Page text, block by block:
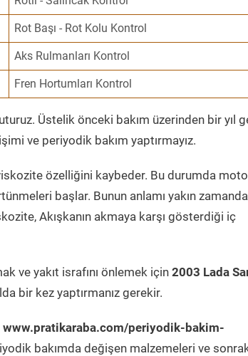
Rot Başı - Rot Kolu Kontrol
Aks Rulmanları Kontrol
Fren Hortumları Kontrol
Üstelik önceki bakım üzerinden bir yıl
ve periyodik bakım yaptırmayız.
özelliğini kaybeder. Bu durumda
başlar. Bunun anlamı yakın zamanda
Akışkanın akmaya karşı gösterdiği iç
ve yakıt israfını önlemek için 2003 Lada
bir kez yaptırmanız gerekir.
www.pratikaraba.com/periyodik-bakim-
bakımda değişen malzemeleri ve